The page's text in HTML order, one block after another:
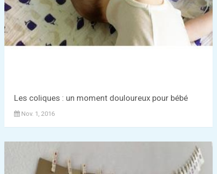
Les coliques : un moment douloureux pour bébé
Nov. 1, 2016